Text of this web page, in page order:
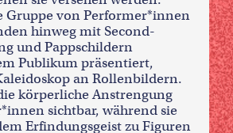
Gruppe von Performer*innen
hinweg mit Second-
und Pappschildern
Publikum präsentiert,
an Rollenbildern.
körperliche Anstrengung
sichtbar, während sie
Erfindungsgeist zu Figuren